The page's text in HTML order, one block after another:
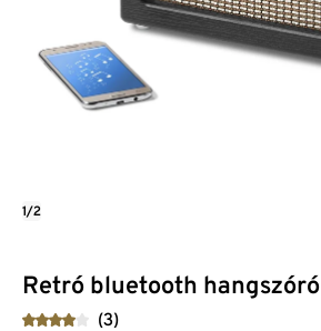
Retró bluetooth hangszóró
(3)
1/2